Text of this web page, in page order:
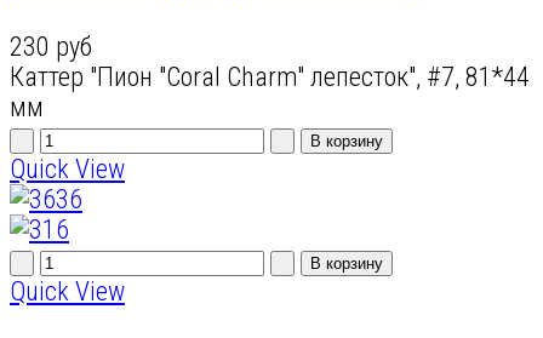
230 руб
Каттер "Пион "Coral Charm" лепесток", #7, 81*44
мм
Quick View
Quick View